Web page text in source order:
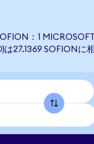
：1
は27.1369 SOFIONに